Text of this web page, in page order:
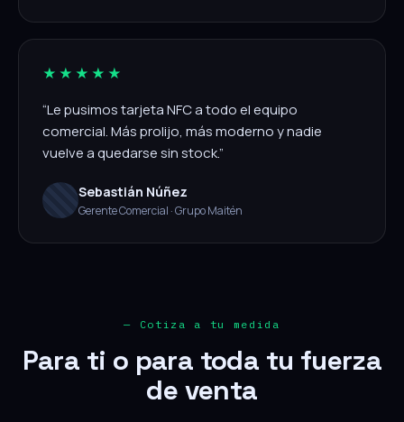
★★★★★
“Le pusimos tarjeta NFC a todo el equipo
comercial. Más prolijo, más moderno y nadie
vuelve a quedarse sin stock.”
Sebastián Núñez
Gerente Comercial · Grupo Maitén
— Cotiza a tu medida
Para ti o para toda tu fuerza
de venta